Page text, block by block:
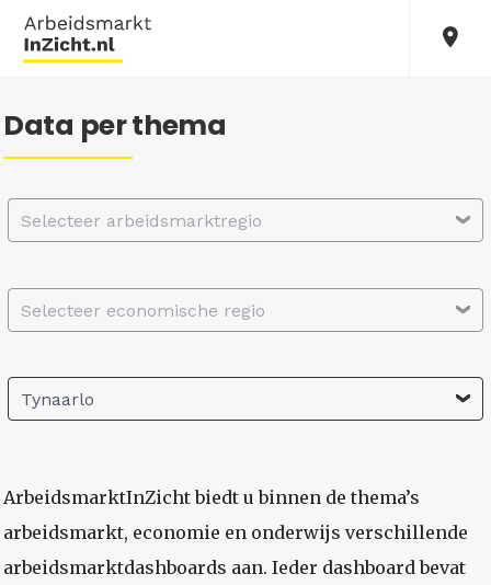
Data per thema
Selecteer arbeidsmarktregio
Selecteer economische regio
Tynaarlo
ArbeidsmarktInZicht biedt u binnen de thema’s
arbeidsmarkt, economie en onderwijs verschillende
arbeidsmarktdashboards aan. Ieder dashboard bevat